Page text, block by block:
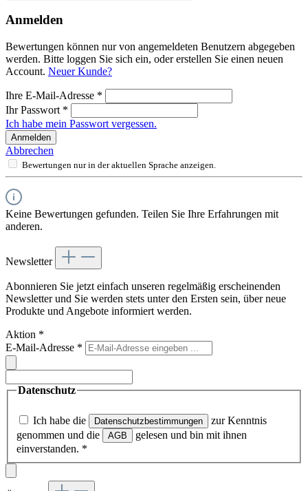
Anmelden
Bewertungen können nur von angemeldeten Benutzern abgegeben
werden. Bitte loggen Sie sich ein, oder erstellen Sie einen neuen
Account. Neuer Kunde?
Ihre E-Mail-Adresse *
Ihr Passwort *
Ich habe mein Passwort vergessen.
Anmelden
Abbrechen
Bewertungen nur in der aktuellen Sprache anzeigen.
Keine Bewertungen gefunden. Teilen Sie Ihre Erfahrungen mit
anderen.
Newsletter
Abonnieren Sie jetzt einfach unseren regelmäßig erscheinenden
Newsletter und Sie werden stets unter den Ersten sein, über neue
Produkte und Angebote informiert werden.
Aktion *
E-Mail-Adresse *
Datenschutz
Ich habe die Datenschutzbestimmungen
zur Kenntnis
genommen und die
AGB
gelesen und bin mit ihnen
einverstanden. *